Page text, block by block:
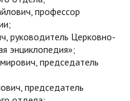
профессор
руководитель Церковно-
энциклопедия»;
председатель
председатель